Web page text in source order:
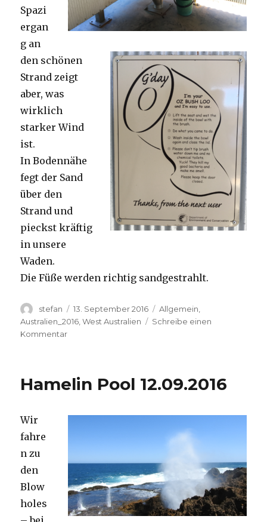
Spazi
ergan
g an
den schönen
Strand zeigt
aber, was
wirklich
starker Wind
ist.
In Bodennähe
fegt der Sand
über den
Strand und
pieckst kräftig
in unsere
Waden.
Die Füße werden richtig sandgestrahlt.
Autor
stefan
Veröffentlicht
am
13. September 2016 Kategorien
Allgemein
Australien_2016 ,West Australien
Schreibe einen
Kommentarzu
Hamelin Pool 12.09.2016
Wir
fahre
n zu
den
Blow
holes